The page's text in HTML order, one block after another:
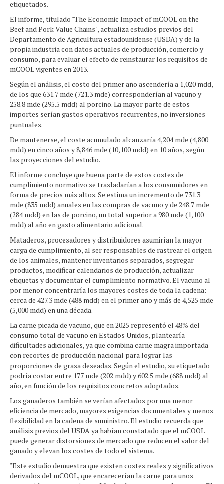
etiquetados.
El informe, titulado "The Economic Impact of mCOOL on the
Beef and Pork Value Chains", actualiza estudios previos del
Departamento de Agricultura estadounidense (USDA) y de la
propia industria con datos actuales de producción, comercio y
consumo, para evaluar el efecto de reinstaurar los requisitos de
mCOOL vigentes en 2013.
Según el análisis, el costo del primer año ascendería a 1,020 mdd,
de los que 631.7 mde (721.3 mde) corresponderían al vacuno y
258.8 mde (295.5 mdd) al porcino. La mayor parte de estos
importes serían gastos operativos recurrentes, no inversiones
puntuales.
De mantenerse, el coste acumulado alcanzaría 4,204 mde (4,800
mdd) en cinco años y 8,846 mde (10,100 mdd) en 10 años, según
las proyecciones del estudio.
El informe concluye que buena parte de estos costes de
cumplimiento normativo se trasladarían a los consumidores en
forma de precios más altos. Se estima un incremento de 731.3
mde (835 mdd) anuales en las compras de vacuno y de 248.7 mde
(284 mdd) en las de porcino, un total superior a 980 mde (1,100
mdd) al año en gasto alimentario adicional.
Mataderos, procesadores y distribuidores asumirían la mayor
carga de cumplimiento, al ser responsables de rastrear el origen
de los animales, mantener inventarios separados, segregar
productos, modificar calendarios de producción, actualizar
etiquetas y documentar el cumplimiento normativo. El vacuno al
por menor concentraría los mayores costes de toda la cadena:
cerca de 427.3 mde (488 mdd) en el primer año y más de 4,525 mde
(5,000 mdd) en una década.
La carne picada de vacuno, que en 2025 representó el 48% del
consumo total de vacuno en Estados Unidos, plantearía
dificultades adicionales, ya que combina carne magra importada
con recortes de producción nacional para lograr las
proporciones de grasa deseadas. Según el estudio, su etiquetado
podría costar entre 177 mde (202 mdd) y 602.5 mde (688 mdd) al
año, en función de los requisitos concretos adoptados.
Los ganaderos también se verían afectados por una menor
eficiencia de mercado, mayores exigencias documentales y menos
flexibilidad en la cadena de suministro. El estudio recuerda que
análisis previos del USDA ya habían constatado que el mCOOL
puede generar distorsiones de mercado que reducen el valor del
ganado y elevan los costes de todo el sistema.
"Este estudio demuestra que existen costes reales y significativos
derivados del mCOOL, que encarecerían la carne para unos